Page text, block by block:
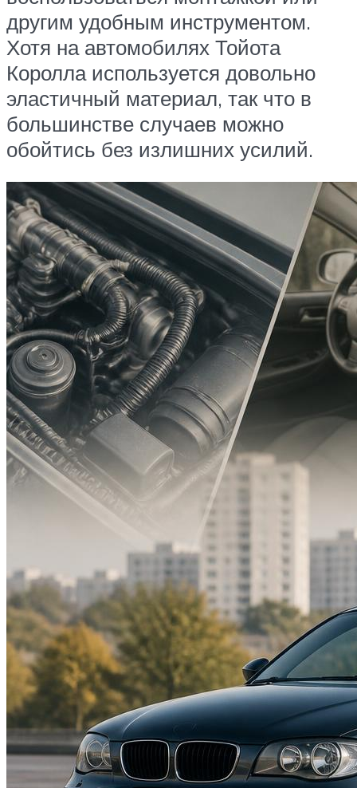
другим удобным инструментом.
Хотя на автомобилях Тойота
Королла используется довольно
эластичный материал, так что в
большинстве случаев можно
обойтись без излишних усилий.